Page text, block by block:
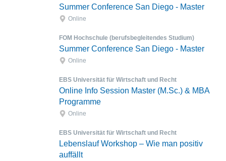
Summer Conference San Diego - Master
Online
FOM Hochschule (berufsbegleitendes Studium)
Summer Conference San Diego - Master
Online
EBS Universität für Wirtschaft und Recht
Online Info Session Master (M.Sc.) & MBA
Programme
Online
EBS Universität für Wirtschaft und Recht
Lebenslauf Workshop – Wie man positiv
auffällt